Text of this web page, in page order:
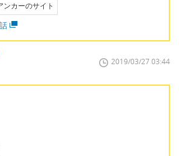
ンカーのサイト
2019/03/27 03:44